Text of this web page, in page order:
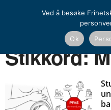
Miljø
Stikkord:
Ved å besøke
Ok